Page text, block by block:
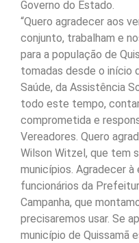
Governo do Estado.
“Quero agradecer aos
conjunto, trabalham e
para a população de
tomadas desde o início
Saúde, da Assistência
todo este tempo,
comprometida e
Vereadores. Quero
Wilson Witzel, que tem
municípios. Agradecer à
funcionários da
Campanha, que
precisaremos usar. Se
município de Quissamã